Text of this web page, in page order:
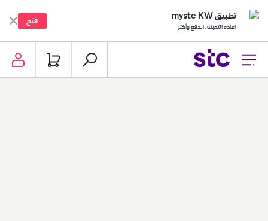
تطبيق mystc KW
إعادة التعبئة، الدفع وأكثر
فتح